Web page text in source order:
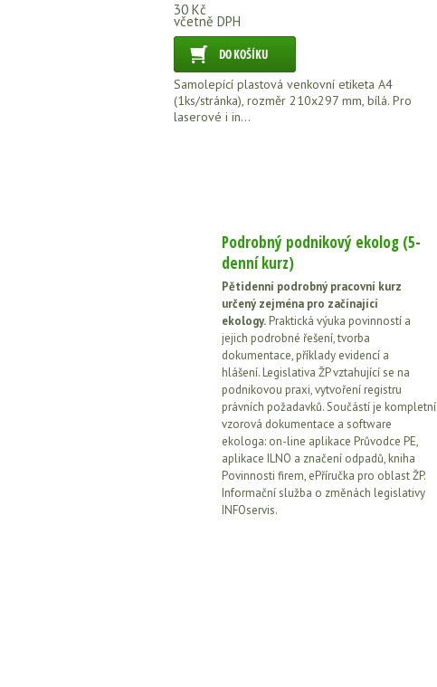
30 Kč
včetně DPH
Samolepící plastová venkovní etiketa A4
(1ks/stránka), rozměr 210x297 mm, bílá. Pro
laserové i in...
Podrobný podnikový ekolog (5-
denní kurz)
Pětidenní podrobný pracovní kurz
určený zejména pro začínající
ekology. Praktická výuka povinností a
jejich podrobné řešení, tvorba
dokumentace, příklady evidencí a
hlášení. Legislativa ŽP vztahující se na
podnikovou praxi, vytvoření registru
právních požadavků. Součástí je kompletní
vzorová dokumentace a software
ekologa: on-line aplikace Průvodce PE,
aplikace ILNO a značení odpadů, kniha
Povinnosti firem, ePříručka pro oblast ŽP.
Informační služba o změnách legislativy
INFOservis.